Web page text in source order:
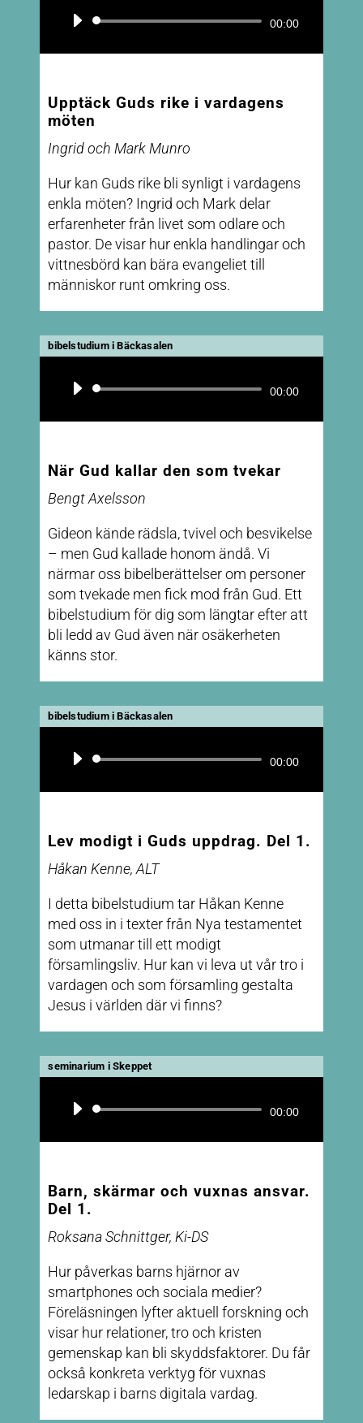
Ljudspelare 00:00
Upptäck Guds rike i vardagens
möten
Ingrid och Mark Munro
Hur kan Guds rike bli synligt i vardagens
enkla möten? Ingrid och Mark delar
erfarenheter från livet som odlare och
pastor. De visar hur enkla handlingar och
vittnesbörd kan bära evangeliet till
människor runt omkring oss.
bibelstudium i Bäckasalen
Ljudspelare 00:00
När Gud kallar den som tvekar
Bengt Axelsson
Gideon kände rädsla, tvivel och besvikelse
– men Gud kallade honom ändå. Vi
närmar oss bibelberättelser om personer
som tvekade men fick mod från Gud. Ett
bibelstudium för dig som längtar efter att
bli ledd av Gud även när osäkerheten
känns stor.
bibelstudium i Bäckasalen
Ljudspelare 00:00
Lev modigt i Guds uppdrag. Del 1.
Håkan Kenne, ALT
I detta bibelstudium tar Håkan Kenne
med oss in i texter från Nya testamentet
som utmanar till ett modigt
församlingsliv. Hur kan vi leva ut vår tro i
vardagen och som församling gestalta
Jesus i världen där vi finns?
seminarium i Skeppet
Ljudspelare 00:00
Barn, skärmar och vuxnas ansvar.
Del 1.
Roksana Schnittger, Ki-DS
Hur påverkas barns hjärnor av
smartphones och sociala medier?
Föreläsningen lyfter aktuell forskning och
visar hur relationer, tro och kristen
gemenskap kan bli skyddsfaktorer. Du får
också konkreta verktyg för vuxnas
ledarskap i barns digitala vardag.